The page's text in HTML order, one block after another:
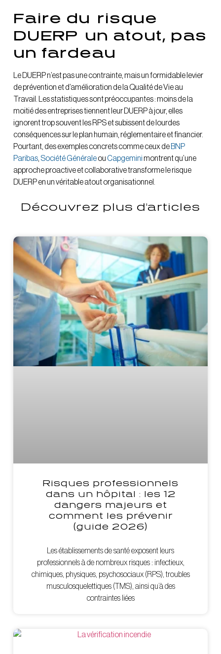
Faire du risque
DUERP un atout, pas
un fardeau
Le DUERP n’est pas une contrainte, mais un formidable levier
de prévention et d’amélioration de la Qualité de Vie au
Travail. Les statistiques sont préoccupantes : moins de la
moitié des entreprises tiennent leur DUERP à jour, elles
ignorent trop souvent les RPS et subissent de lourdes
conséquences sur le plan humain, réglementaire et financier.
Pourtant, des exemples concrets comme ceux de BNP
Paribas, Société Généraleou Capgeminimontrent qu’une
approche proactive et collaborative transforme le risque
DUERP en un véritable atout organisationnel.
Découvrez plus d'articles
Risques professionnels
dans un hôpital : les 12
dangers majeurs et
comment les prévenir
(guide 2026)
Les établissements de santé exposent leurs
professionnels à de nombreux risques : infectieux,
chimiques, physiques, psychosociaux (RPS), troubles
musculosquelettiques (TMS), ainsi qu’à des
contraintes liées